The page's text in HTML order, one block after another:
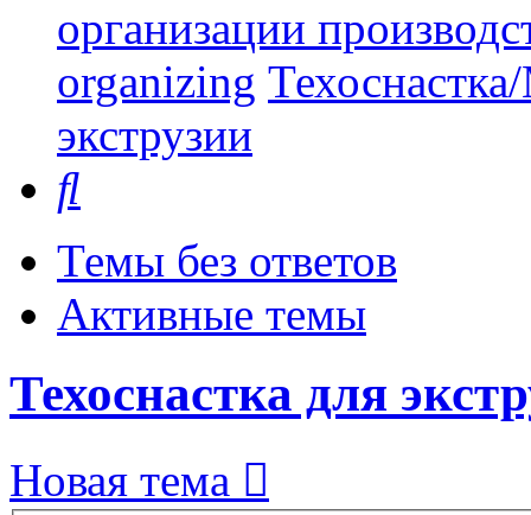
организации
organizing
экструзии
Темы без ответов
Активные темы
Техоснастка для
Новая тема